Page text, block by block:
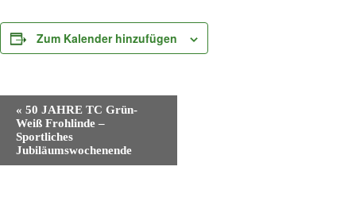
Zum Kalender hinzufügen
« 50 JAHRE TC Grün-
Weiß Frohlinde –
Sportliches
Jubiläumswochenende